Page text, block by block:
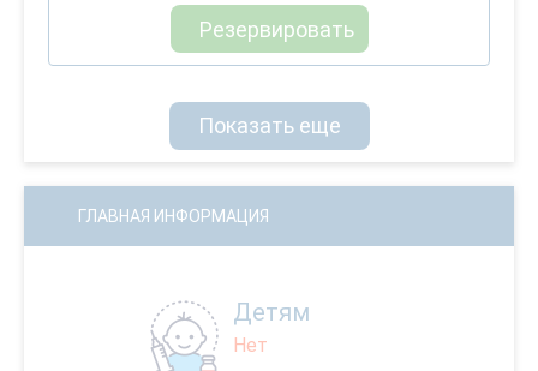
Резервировать
Показать еще
ГЛАВНАЯ ИНФОРМАЦИЯ
Детям
Нет